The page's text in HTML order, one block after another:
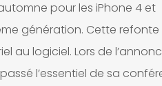
pour les iPhone 4 et
génération. Cette
au logiciel. Lors de
l’essentiel de sa